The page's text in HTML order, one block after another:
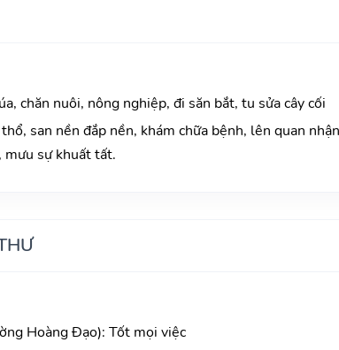
chăn nuôi, nông nghiệp, đi săn bắt, tu sửa cây cối
san nền đắp nền, khám chữa bệnh, lên quan
mưu sự khuất tất.
Hoàng Đạo): Tốt mọi việc